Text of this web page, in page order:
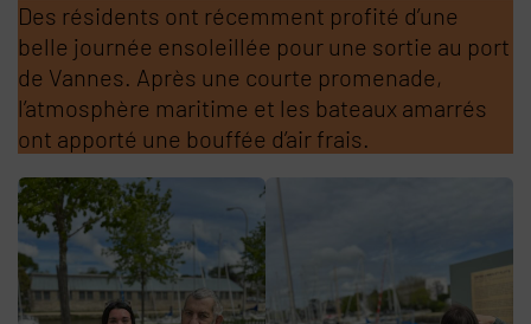
Des résidents ont récemment profité d’une
belle journée ensoleillée pour une sortie au port
de Vannes. Après une courte promenade,
l’atmosphère maritime et les bateaux amarrés
ont apporté une bouffée d’air frais.